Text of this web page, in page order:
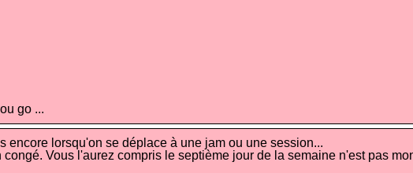
go ...
lorsqu'on se déplace à une jam ou une session...
Vous l'aurez compris le septième jour de la semaine n'est pas